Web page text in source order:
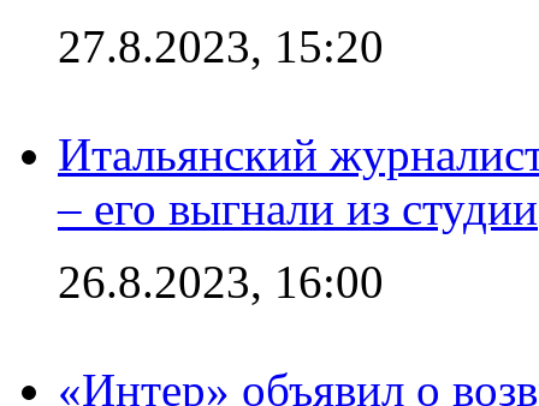
27.8.2023, 15:20
Итальянский
– его выгнали из студии
26.8.2023, 16:00
«Интер» объявил о